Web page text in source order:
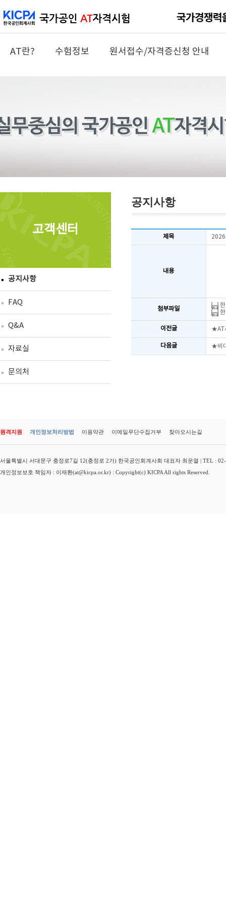
AT란? 수험정보 원서접수/자격증신청 안내
고객센터
공지사항
FAQ
Q&A
자료실
문의처
공지사항
제목 2026
내용
첨부파일
이전글 ★AT
다음글 ★비
원격지원 개인정보처리방법 이용약관 이메일무단수집거부 찾아오시는길
서울특별시 서대문구 충정로7길 12(충정로 2가) 한국공인회계사회 대표자 최운열 | TEL :
개인정보보호 책임자 : 이재환(at@kicpa.or.kr) : Copyright(c) KICPA All rights Reserved.